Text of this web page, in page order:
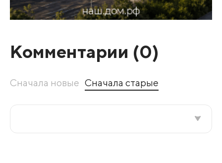
Комментарии (0)
Сначала новые Сначала старые